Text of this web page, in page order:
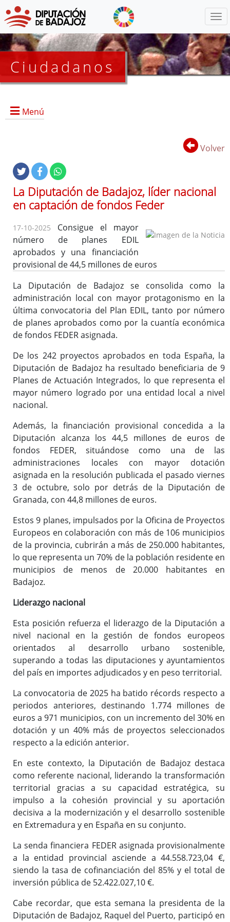
Ciudadanos
Menú
Proyectos Activos
Proyectos Finalizados
EDUSI
Importante
Instrucción para la tramitación de expedientes financiados
con fondos europeos
Medidas Antifraude
Jornadas
Documentos
Volver
La Diputación de Badajoz, líder nacional
en captación de fondos Feder
17-10-2025
Consigue el mayor
número de planes EDIL
aprobados y una financiación
provisional de 44,5 millones de euros
La Diputación de Badajoz se consolida como la
administración local con mayor protagonismo en la
última convocatoria del Plan EDIL, tanto por número
de planes aprobados como por la cuantía económica
de fondos FEDER asignada.
De los 242 proyectos aprobados en toda España, la
Diputación de Badajoz ha resultado beneficiaria de 9
Planes de Actuación Integrados, lo que representa el
mayor número logrado por una entidad local a nivel
nacional.
Además, la financiación provisional concedida a la
Diputación alcanza los 44,5 millones de euros de
fondos FEDER, situándose como una de las
administraciones locales con mayor dotación
asignada en la resolución publicada el pasado viernes
3 de octubre, solo por detrás de la Diputación de
Granada, con 44,8 millones de euros.
Estos 9 planes, impulsados por la Oficina de Proyectos
Europeos en colaboración con más de 106 municipios
de la provincia, cubrirán a más de 250.000 habitantes,
lo que representa un 70% de la población residente en
municipios de menos de 20.000 habitantes en
Badajoz.
Liderazgo nacional
Esta posición refuerza el liderazgo de la Diputación a
nivel nacional en la gestión de fondos europeos
orientados al desarrollo urbano sostenible,
superando a todas las diputaciones y ayuntamientos
del país en importes adjudicados y en peso territorial.
La convocatoria de 2025 ha batido récords respecto a
periodos anteriores, destinando 1.774 millones de
euros a 971 municipios, con un incremento del 30% en
dotación y un 40% más de proyectos seleccionados
respecto a la edición anterior.
En este contexto, la Diputación de Badajoz destaca
como referente nacional, liderando la transformación
territorial gracias a su capacidad estratégica, su
impulso a la cohesión provincial y su aportación
decisiva a la modernización y el desarrollo sostenible
en Extremadura y en España en su conjunto.
La senda financiera FEDER asignada provisionalmente
a la entidad provincial asciende a 44.558.723,04 €,
siendo la tasa de cofinanciación del 85% y el total de
inversión pública de 52.422.027,10 €.
Cabe recordar, que esta semana la presidenta de la
Diputación de Badajoz, Raquel del Puerto, participó en